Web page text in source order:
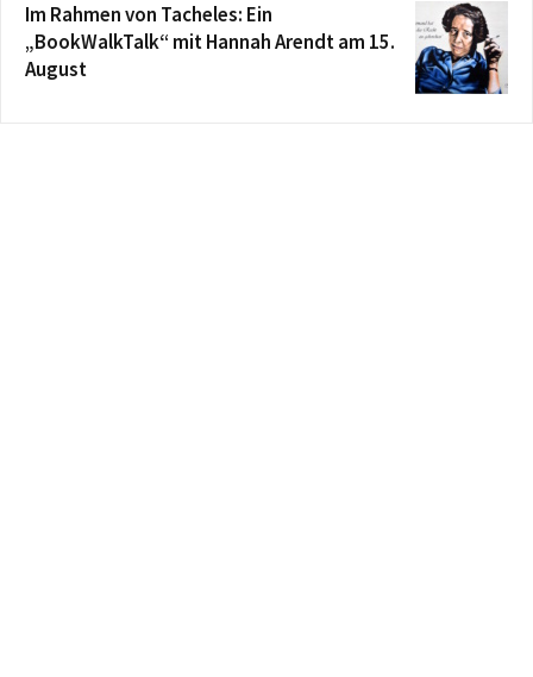
Im Rahmen von Tacheles: Ein
„BookWalkTalk“ mit Hannah Arendt am 15.
August